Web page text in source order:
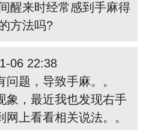
醒来时经常感到手麻得
方法吗?
06 22:38
题，导致手麻。。
象，最近我也发现右手
上看看相关说法。。